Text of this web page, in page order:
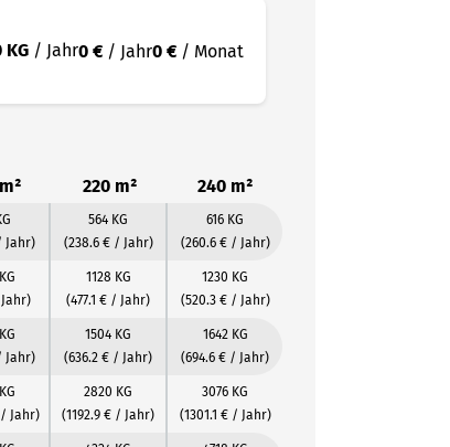
KG / Jahr0 € / Jahr0 € / Monat
220 m² 240 m²
Jahr)
564 KG
(238.6 € / Jahr)
616 KG
(260.6 € / Jahr)
1128 KG
(477.1 € / Jahr)
1230 KG
(520.3 € / Jahr)
Jahr)
1504 KG
(636.2 € / Jahr)
1642 KG
(694.6 € / Jahr)
Jahr)
2820 KG
(1192.9 € / Jahr)
3076 KG
(1301.1 € / Jahr)